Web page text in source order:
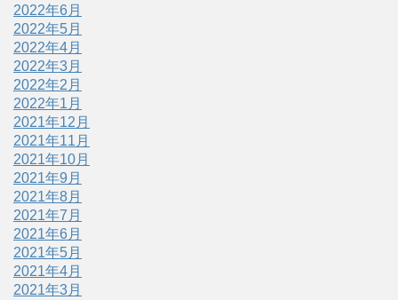
2022年6月
2022年5月
2022年4月
2022年3月
2022年2月
2022年1月
2021年12月
2021年11月
2021年10月
2021年9月
2021年8月
2021年7月
2021年6月
2021年5月
2021年4月
2021年3月